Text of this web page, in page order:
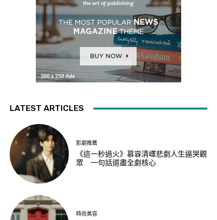
LATEST ARTICLES
影劇推薦
《這一秒過火》慕容清嶧悲劇人生逼哭觀
眾 一句話道盡全劇核心
時尚美容